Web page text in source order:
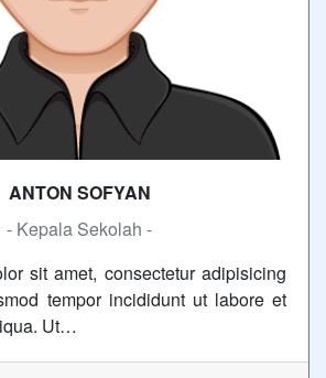
ANTON SOFYAN
- Kepala Sekolah -
sit amet, consectetur adipisicing
tempor incididunt ut labore et
Ut…